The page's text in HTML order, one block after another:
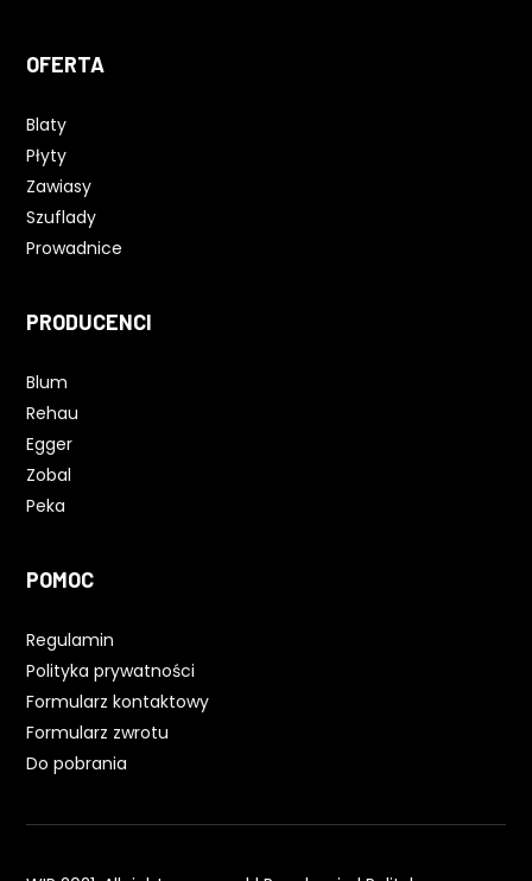
OFERTA
Blaty
Płyty
Zawiasy
Szuflady
Prowadnice
PRODUCENCI
Blum
Rehau
Egger
Zobal
Peka
POMOC
Regulamin
Polityka prywatności
Formularz kontaktowy
Formularz zwrotu
Do pobrania